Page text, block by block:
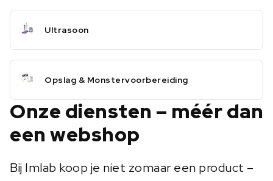
Ultrasoon
Opslag & Monstervoorbereiding
Onze diensten – méér dan
een webshop
Bij Imlab koop je niet zomaar een product –